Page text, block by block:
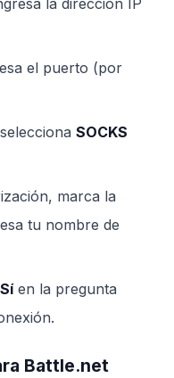
el puerto (por
SOCKS
marca la
tu nombre de
Síen la pregunta
Battle.net